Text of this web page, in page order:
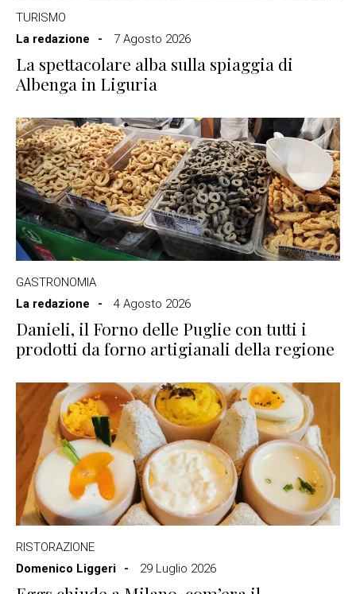
TURISMO
La redazione
7 Agosto 2026
La spettacolare alba sulla spiaggia di
Albenga in Liguria
GASTRONOMIA
La redazione
4 Agosto 2026
Danieli, il Forno delle Puglie con tutti i
prodotti da forno artigianali della regione
RISTORAZIONE
Domenico Liggeri
29 Luglio 2026